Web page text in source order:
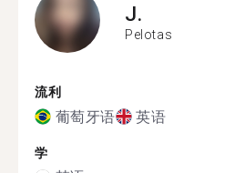
J.
Pelotas
流利
葡萄牙语 英语
学